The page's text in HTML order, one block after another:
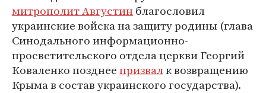
митрополит Августинблагословил
украинские войска на защиту родины (глава
Синодального информационно-
просветительского отдела церкви Георгий
Коваленко позднеепризвалк возвращению
Крыма в состав украинского государства).